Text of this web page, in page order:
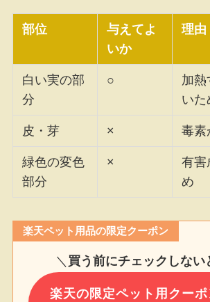
部位
与えてよ
いか
理由
白い実の部
分
○
加熱
いた
皮・芽 × 毒素
緑色の変色
部分
×
有害
め
楽天ペット用品の限定クーポン
＼ 買う前にチェックしない
楽天の限定ペット用クー